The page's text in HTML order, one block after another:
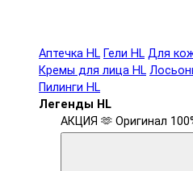
Аптечка HL Гели HL Для
Кремы для лица HL
Пилинги HL
Легенды HL
АКЦИЯ 🫶 Оригинал